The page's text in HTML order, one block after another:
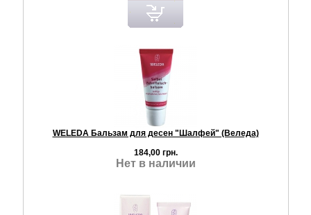
WELEDA Бальзам для десен "Шалфей" (Веледа)
184,00 грн.
Нет в наличии